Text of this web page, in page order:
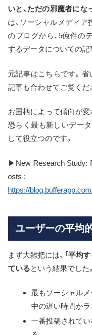
いと、ただの邪魔者にな
は、ソーシャルメディ
のブログから、5億件の
するデータについての記
元記事はこちらです。
記事も合わせてご覧くだ
お国柄によって傾向が変
恐らく最も新しいデー
して役立つのです。
▶New Research Study:
osts :
https://
ユーザーの平均
まず大雑把には、 「平均
ているという結果でした。
最もソーシャル
中の遅い時間か
一番投稿されてい